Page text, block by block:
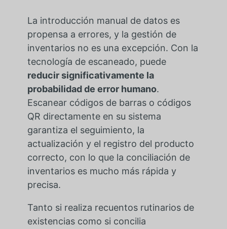
La introducción manual de datos es
propensa a errores, y la gestión de
inventarios no es una excepción. Con la
tecnología de escaneado, puede
reducir significativamente la
probabilidad de error humano.
Escanear códigos de barras o códigos
QR directamente en su sistema
garantiza el seguimiento, la
actualización y el registro del producto
correcto, con lo que la conciliación de
inventarios es mucho más rápida y
precisa.
Tanto si realiza recuentos rutinarios de
existencias como si concilia